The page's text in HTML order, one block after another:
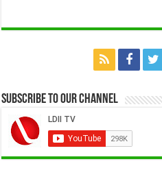
Subscribe to our Channel